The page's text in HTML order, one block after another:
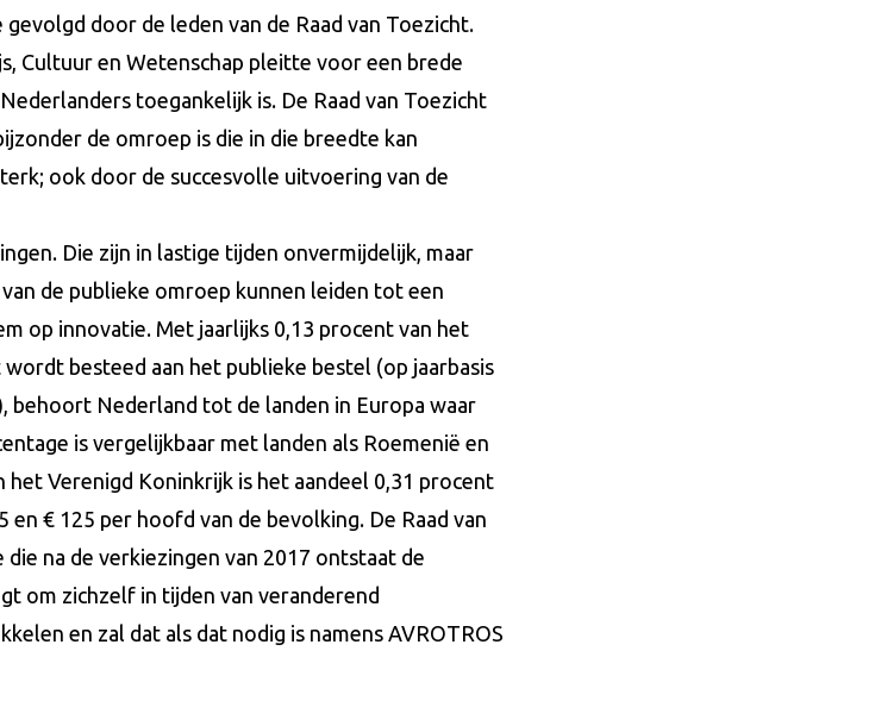
door de leden van de Raad van Toezicht.
Cultuur en Wetenschap pleitte voor een brede
toegankelijk is. De Raad van Toezicht
de omroep is die in die breedte kan
ook door de succesvolle uitvoering van de
Die zijn in lastige tijden onvermijdelijk, maar
de publieke omroep kunnen leiden tot een
op innovatie. Met jaarlijks 0,13 procent van het
besteed aan het publieke bestel (op jaarbasis
behoort Nederland tot de landen in Europa waar
is vergelijkbaar met landen als Roemenië en
Verenigd Koninkrijk is het aandeel 0,31 procent
en € 125 per hoofd van de bevolking. De Raad van
na de verkiezingen van 2017 ontstaat de
om zichzelf in tijden van veranderend
en zal dat als dat nodig is namens AVROTROS